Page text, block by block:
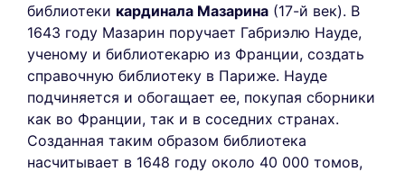
библиотеки кардинала Мазарина (17-й век). В
1643 году Мазарин поручает Габриэлю Науде,
ученому и библиотекарю из Франции, создать
справочную библиотеку в Париже. Науде
подчиняется и обогащает ее, покупая сборники
как во Франции, так и в соседних странах.
Созданная таким образом библиотека
насчитывает в 1648 году около 40 000 томов,